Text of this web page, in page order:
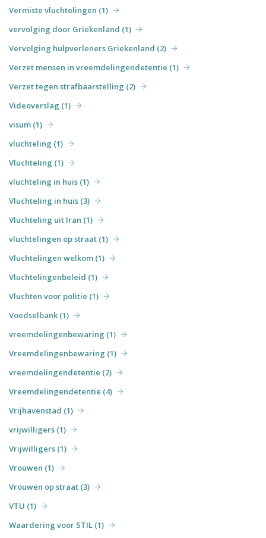
Vermiste vluchtelingen (1)
vervolging door Griekenland (1)
Vervolging hulpverleners Griekenland (2)
Verzet mensen in vreemdelingendetentie (1)
Verzet tegen strafbaarstelling (2)
Videoverslag (1)
visum (1)
vluchteling (1)
Vluchteling (1)
vluchteling in huis (1)
Vluchteling in huis (3)
Vluchteling uit Iran (1)
vluchtelingen op straat (1)
Vluchtelingen welkom (1)
Vluchtelingenbeleid (1)
Vluchten voor politie (1)
Voedselbank (1)
vreemdelingenbewaring (1)
Vreemdelingenbewaring (1)
vreemdelingendetentie (2)
Vreemdelingendetentie (4)
Vrijhavenstad (1)
vrijwilligers (1)
Vrijwilligers (1)
Vrouwen (1)
Vrouwen op straat (3)
VTU (1)
Waardering voor STIL (1)